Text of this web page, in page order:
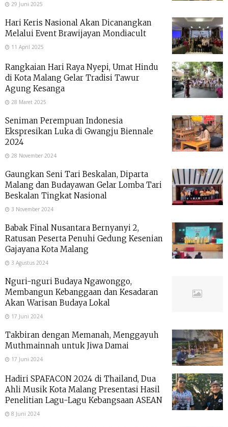
29 Juni 2025
Hari Keris Nasional Akan Dicanangkan
Melalui Event Brawijayan Mondiacult
11 April 2025
Rangkaian Hari Raya Nyepi, Umat Hindu
di Kota Malang Gelar Tradisi Tawur
Agung Kesanga
28 Maret 2025
Seniman Perempuan Indonesia
Ekspresikan Luka di Gwangju Biennale
2024
28 November 2024
Gaungkan Seni Tari Beskalan, Diparta
Malang dan Budayawan Gelar Lomba Tari
Beskalan Tingkat Nasional
3 November 2024
Babak Final Nusantara Bernyanyi 2,
Ratusan Peserta Penuhi Gedung Kesenian
Gajayana Kota Malang
3 Agustus 2024
Nguri-nguri Budaya Ngawonggo,
Membangun Kebanggaan dan Kesadaran
Akan Warisan Budaya Lokal
17 Juni 2024
Takbiran dengan Memanah, Menggayuh
Muthmainnah untuk Jiwa Damai
17 Juni 2024
Hadiri SPAFACON 2024 di Thailand, Dua
Ahli Musik Kota Malang Presentasi Hasil
Penelitian Lagu-Lagu Kebangsaan ASEAN
8 Juni 2024